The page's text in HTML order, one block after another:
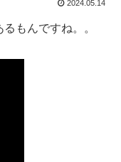
2024.05.14
もんですね。。